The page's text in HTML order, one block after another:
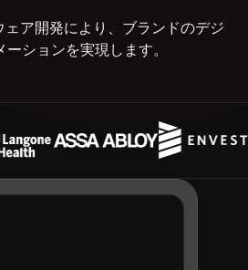
ア開発により、ブランドのデジ
ションを実現します。